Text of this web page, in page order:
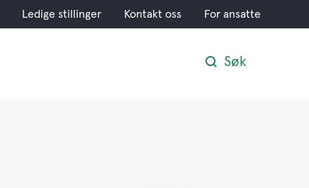
Ledige stillinger Kontakt oss For ansatte
Søk